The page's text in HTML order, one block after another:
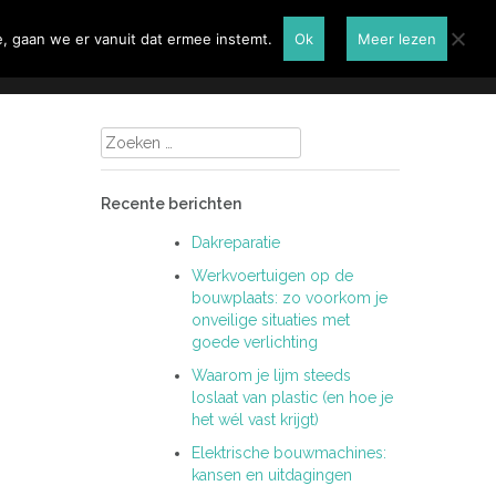
Renovatie Contactformulier
Zoeken
naar:
Recente berichten
Dakreparatie
Werkvoertuigen op de
bouwplaats: zo voorkom je
onveilige situaties met
goede verlichting
Waarom je lijm steeds
loslaat van plastic (en hoe je
het wél vast krijgt)
Elektrische bouwmachines:
kansen en uitdagingen
gaan we er vanuit dat ermee instemt. Ok Meer lezen